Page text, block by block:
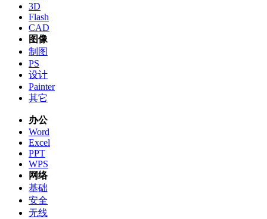
3D
Flash
CAD
图像
制图
PS
设计
Painter
其它
办公
Word
Excel
PPT
WPS
网络
基础
安全
无线